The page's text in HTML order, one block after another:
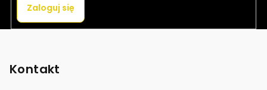
Zaloguj się
Kontakt